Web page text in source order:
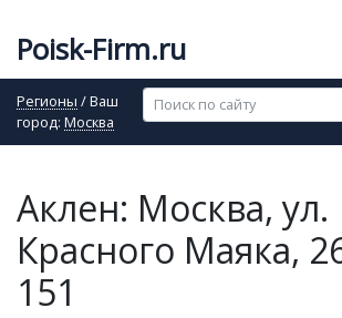
Poisk-Firm.ru
Регионы / Ваш
город: Москва
Аклен: Москва, ул.
Красного Маяка,
151